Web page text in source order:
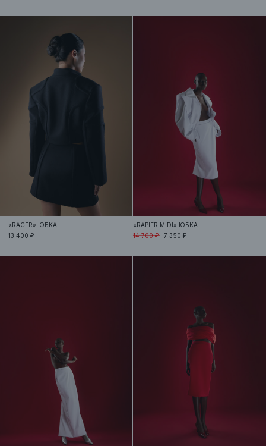
«RACER» ЮБКА
13 400 ₽
«RAPIER MIDI» ЮБКА
14 700 ₽ 7 350 ₽